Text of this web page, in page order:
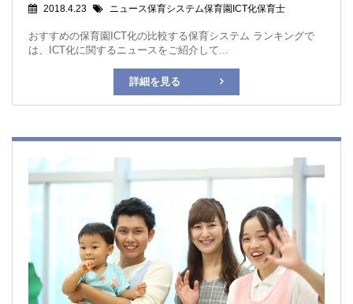
2018.4.23 ニュース保育システム保育園ICT化保育士
おすすめの保育園ICT化の比較する保育システム ランキングで
は、ICT化に関するニュースをご紹介して...
詳細を見る